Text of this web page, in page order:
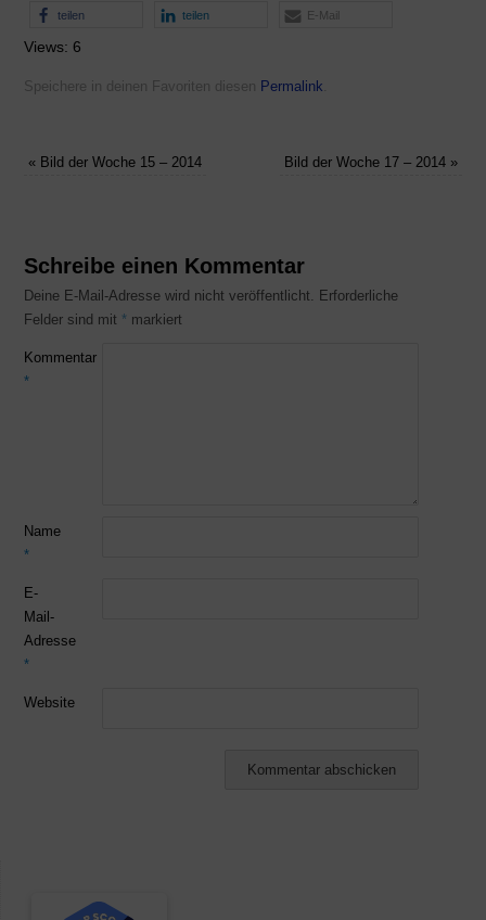
teilen teilen E-Mail
Views: 6
Speichere in deinen Favoriten diesen Permalink
«Bild der Woche 15 – 2014 Bild der Woche 17 – 2014 »
Schreibe einen Kommentar
Deine E-Mail-Adresse wird nicht veröffentlicht. Erforderliche
Felder sind mit * markiert
Kommentar
*
Name
*
E-
Mail-
Adresse
*
Website